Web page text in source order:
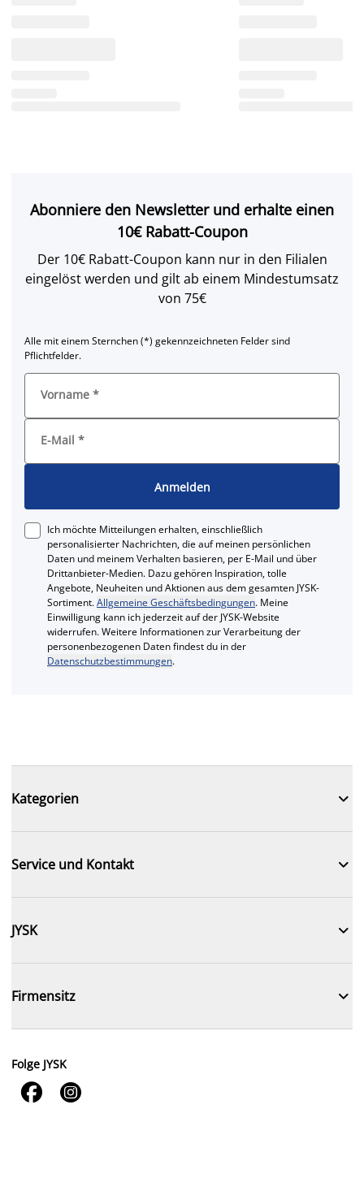
Abonniere den Newsletter und erhalte einen
10€ Rabatt-Coupon
Der 10€ Rabatt-Coupon kann nur in den Filialen
eingelöst werden und gilt ab einem Mindestumsatz
von 75€
Alle mit einem Sternchen (*) gekennzeichneten Felder sind
Pflichtfelder.
Vorname *
E-Mail *
Anmelden
Ich möchte Mitteilungen erhalten, einschließlich
personalisierter Nachrichten, die auf meinen persönlichen
Daten und meinem Verhalten basieren, per E-Mail und über
Drittanbieter-Medien. Dazu gehören Inspiration, tolle
Angebote, Neuheiten und Aktionen aus dem gesamten JYSK-
Sortiment.Allgemeine Geschäftsbedingungen. Meine
Einwilligung kann ich jederzeit auf der JYSK-Website
widerrufen. Weitere Informationen zur Verarbeitung der
personenbezogenen Daten findest du in der
Datenschutzbestimmungen.
Kategorien 
Service und Kontakt 
JYSK 
Firmensitz 
Folge JYSK
 